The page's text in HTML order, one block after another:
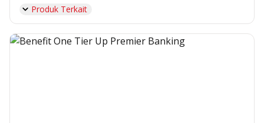
Produk Terkait